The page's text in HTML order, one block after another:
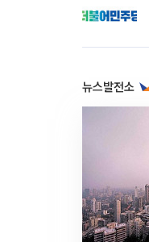
뉴스발전소